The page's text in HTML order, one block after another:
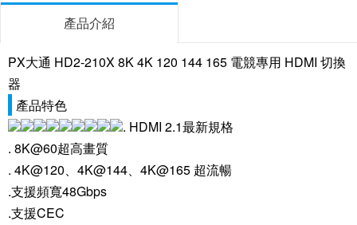
產品介紹
PX大通 HD2-210X 8K 4K 120 144 165 電競專用 HDMI 切換
器
產品特色
. HDMI 2.1最新規格
. 8K@60超高畫質
. 4K@120、 4K@144、 4K@165 超流暢
.支援頻寬48Gbps
.支援CEC